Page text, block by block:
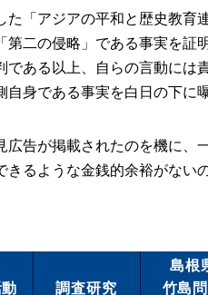
「アジアの平和と歴史教育
第二の侵略」である事実を
である以上、自らの言動に
自身である事実を白日の下
告が掲載されたのを機に、
きるような金銭的余裕がな
調査研究
島根
竹島